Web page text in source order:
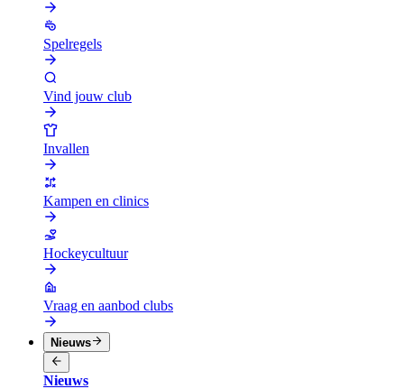
Spelregels
Vind jouw club
Invallen
Kampen en clinics
Hockeycultuur
Vraag en aanbod clubs
Nieuws
Nieuws